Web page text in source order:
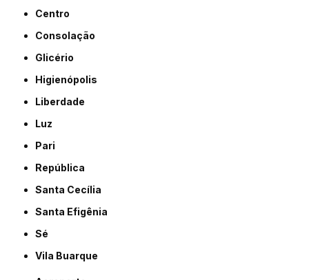
Centro
Consolação
Glicério
Higienópolis
Liberdade
Luz
Pari
República
Santa Cecília
Santa Efigênia
Sé
Vila Buarque